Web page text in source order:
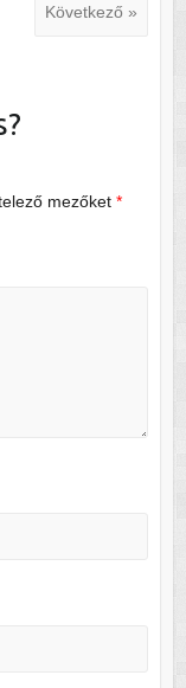
Következő »
mezőket *